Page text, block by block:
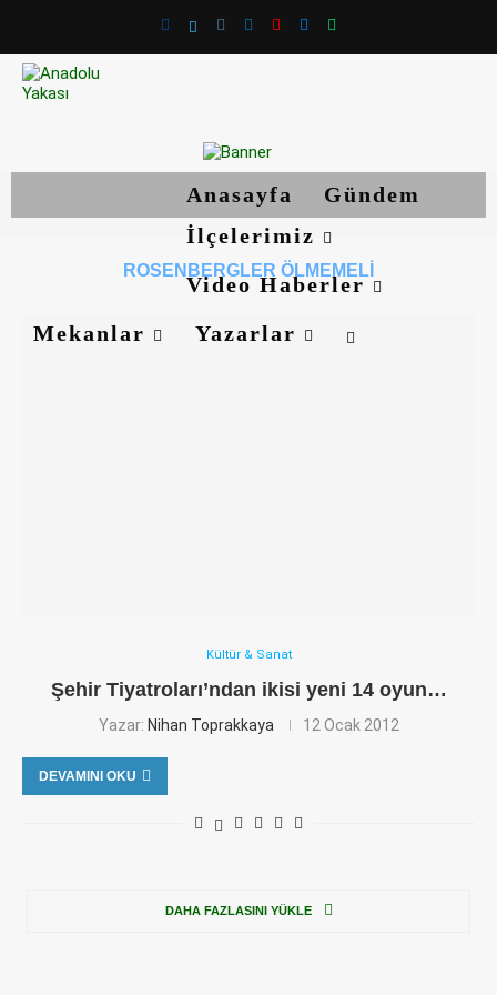
Anasayfa
Gündem
İlçelerimiz
Video Haberler
Mekanlar
Yazarlar
ROSENBERGLER ÖLMEMELI
Kültür & Sanat
Şehir Tiyatroları’ndan ikisi yeni 14 oyun…
Yazar: Nihan Toprakkaya 12 Ocak 2012
DEVAMINI OKU
DAHA FAZLASINI YÜKLE